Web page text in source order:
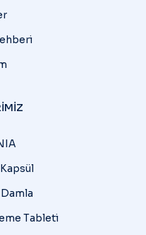
Tableti